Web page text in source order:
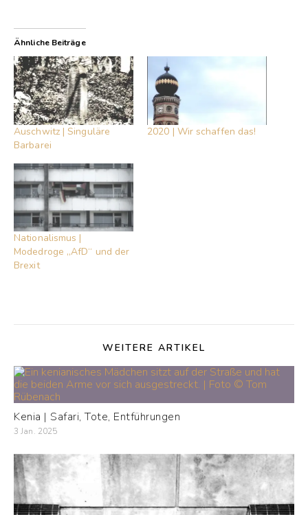
Ähnliche Beiträge
Auschwitz | Singuläre
Barbarei
2020 | Wir schaffen das!
Nationalismus |
Modedroge „AfD“ und der
Brexit
WEITERE ARTIKEL
Kenia | Safari, Tote, Entführungen
3 Jan. 2025